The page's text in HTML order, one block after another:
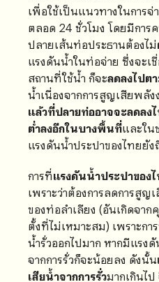
เพื่อใช้เป็นแนวทางในการ
ตลอด 24 ชั่วโมง โดยมีกา
ปลายเส้นท่อประธานต้องไม่
แรงดันน้ำในท่อจ่าย ซึ่งจะเ
สถานที่ใช้น้ำ ก็จะลดลงไปต
น้ำเนื่องจากการสูญเสียพลั
แล้วที่ปลายท่ออาจจะลดลง
ต่ำลงอีกในบางพื้นที่และใน
แรงดันน้ำประปาของไทยยั
การที่แรงดันน้ำประปาของ
เพราะว่าต้องการลดการสูญ
ของท่อลำเลียง (อันเกิดจา
ตั้งที่ไม่เหมาะสม) เพราะก
น้ำรั่วออกไปมาก หากมีแร
จากการรั่วก็จะน้อยลง ดังนั้น
เสียน้ำจากการรั่วมากเกินไ